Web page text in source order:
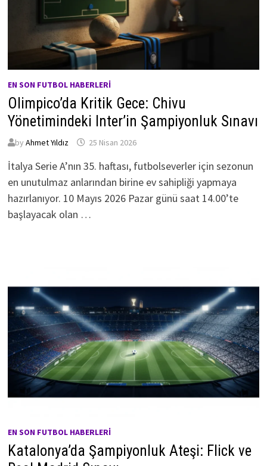
EN SON FUTBOL HABERLERI
Olimpico’da Kritik Gece: Chivu
Yönetimindeki Inter’in Şampiyonluk Sınavı
by Ahmet Yıldız 25 Nisan 2026
İtalya Serie A’nın 35. haftası, futbolseverler için sezonun
en unutulmaz anlarından birine ev sahipliği yapmaya
hazırlanıyor. 10 Mayıs 2026 Pazar günü saat 14.00’te
başlayacak olan …
EN SON FUTBOL HABERLERI
Katalonya’da Şampiyonluk Ateşi: Flick ve